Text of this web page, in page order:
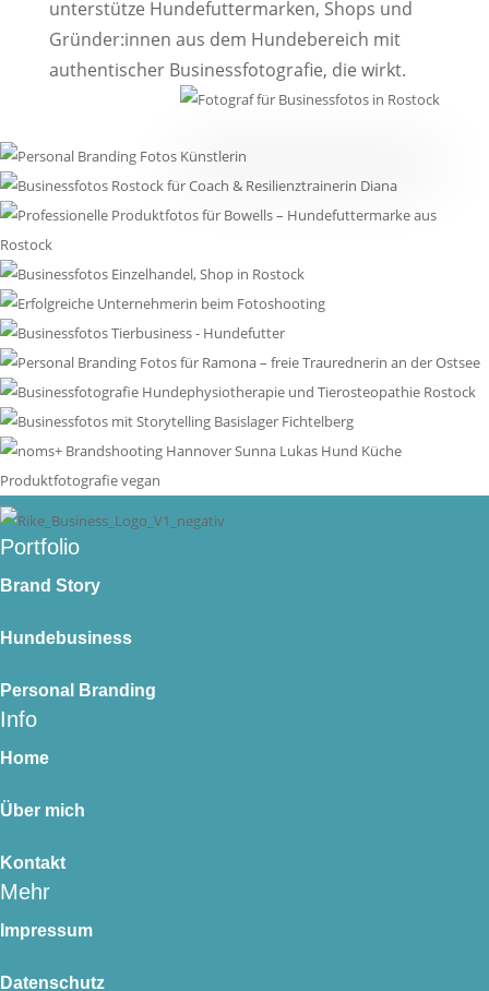
unterstütze Hundefuttermarken, Shops und
Gründer:innen aus dem Hundebereich mit
authentischer Businessfotografie, die wirkt.
Portfolio
Brand Story
Hundebusiness
Personal Branding
Info
Home
Über mich
Kontakt
Mehr
Impressum
Datenschutz